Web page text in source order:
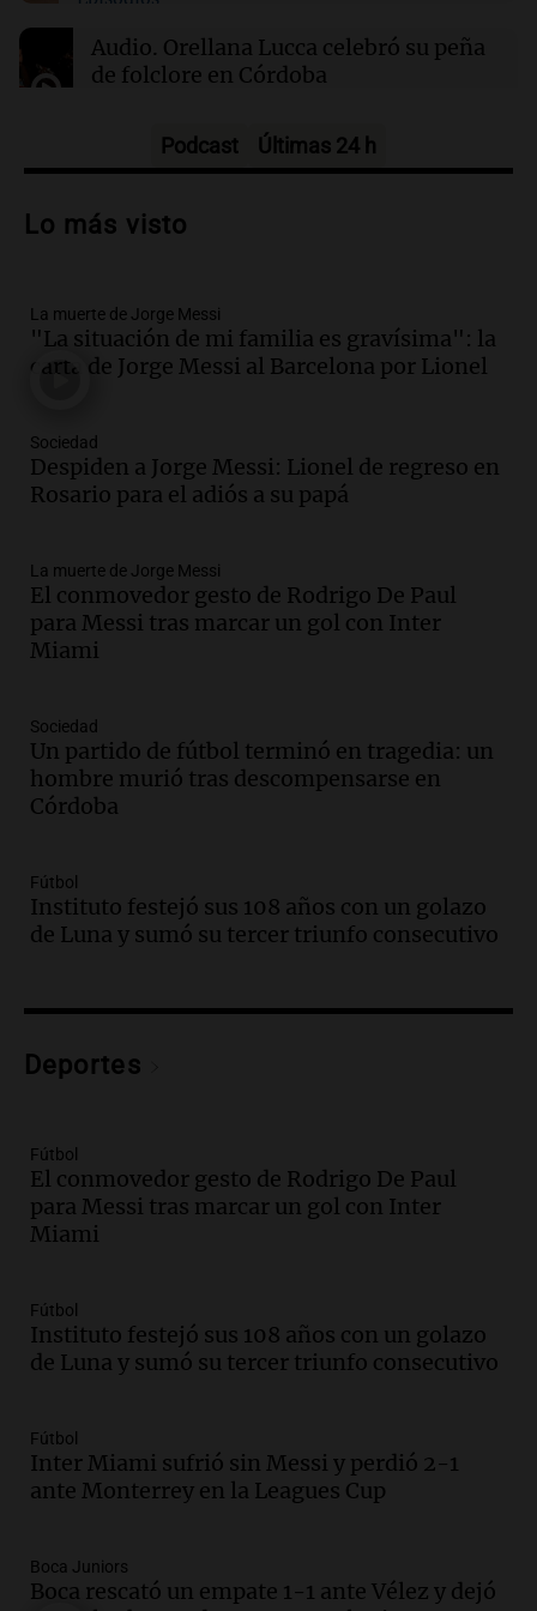
01:29 Mundo
El lago Mead alcanza su nivel más bajo en 90
años, evidenciando la crisis hídrica en EE.UU.
Audio. Orellana Lucca celebró su peña
de folclore en Córdoba
Audio.Trágico accidente en Mendoza:
vehículos desde un puente
Audio.Tragedia en Mendoza: un muerto
y cinco heridos tras caer dos autos desde
un puente
Audio.Messi llegará esta noche a
Rosario para acompañar a su familia
Episodios
Audio.Ley de Propiedad Privada: el revés
en el Congreso expuso una debilidad
comunicacional del Gobierno
Episodios
Audio.Casabindo se prepara para una
celebración única: 30.000 turistas y el
tradicional Toreo de la Vincha
Audio.Borges, abogada de Pourrain:
"Tres hombres se lo llevaron para
hacerle preguntas y nunca regresó"
Episodios
metros del río Suquía y retiraron hasta
Episodios
Audio.La historia de la servilleta que
firmó Jorge Messi para el primer
contrato de Leo con Barcelona
Audio.Joan Gaspart: "Sin Jorge, no sé si
Messi hubiera llegado adonde llegó"
Audio.El orgullo y el sueño argentino de
Jorge Messi en una entrevista con Rony
Episodios
Podcast Últimas 24 h
Lo más visto
La muerte de Jorge Messi
"La situación de mi familia es gravísima": la
carta de Jorge Messi al Barcelona por Lionel
Sociedad
Despiden a Jorge Messi: Lionel de regreso en
Rosario para el adiós a su papá
La muerte de Jorge Messi
El conmovedor gesto de Rodrigo De Paul
para Messi tras marcar un gol con Inter
Miami
Sociedad
Un partido de fútbol terminó en tragedia: un
hombre murió tras descompensarse en
Córdoba
Fútbol
Instituto festejó sus 108 años con un golazo
de Luna y sumó su tercer triunfo consecutivo
Deportes
Fútbol
El conmovedor gesto de Rodrigo De Paul
para Messi tras marcar un gol con Inter
Miami
Fútbol
Instituto festejó sus 108 años con un golazo
de Luna y sumó su tercer triunfo consecutivo
Fútbol
Inter Miami sufrió sin Messi y perdió 2-1
ante Monterrey en la Leagues Cup
Boca Juniors
Boca rescató un empate 1-1 ante Vélez y dejó